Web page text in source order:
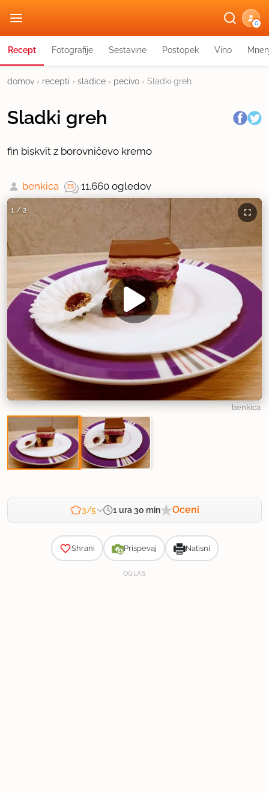
G
Recept Fotografije Sestavine Postopek Vino
domov › recepti › sladice › pecivo › Sladki greh
Sladki greh
fin biskvit z borovničevo kremo
benkica 11.660 ogledov
1 / 2
benkica
3/5 1 ura 30 min Oceni
Shrani Prispevaj Natisni
OGLAS